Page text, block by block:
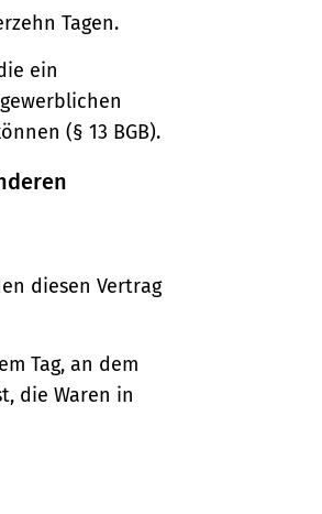
Tagen.
ein
(§ 13 BGB).
diesen Vertrag
Tag, an dem
die Waren in